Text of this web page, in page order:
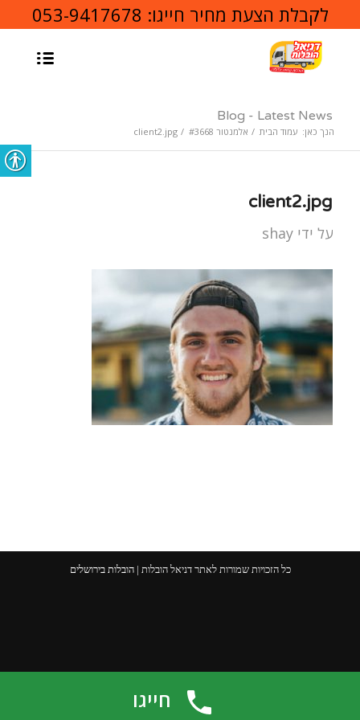
לקבלת הצעת מחיר חייגו: 053-9417678
Blog - Latest News
הנך כאן: עמוד הבית / אלמנטור #3668 /
client2.jpg
client2.jpg
על ידי shay
כל הזכויות שמורות לאתר דניאל הובלות |הובלות בירושלים
חייגו